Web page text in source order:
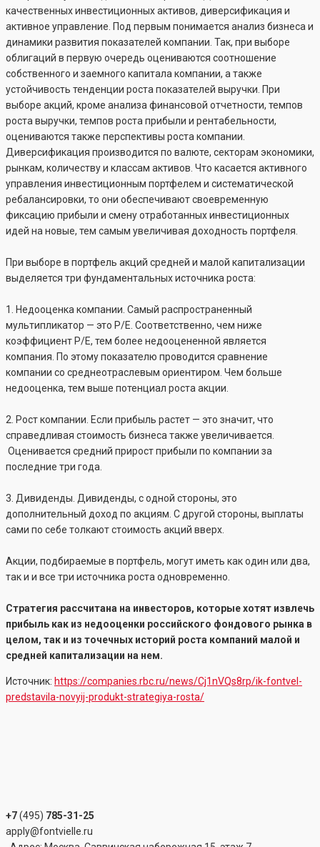
качественных инвестиционных активов, диверсификация и
активное управление. Под первым понимается анализ бизнеса и
динамики развития показателей компании. Так, при выборе
облигаций в первую очередь оцениваются соотношение
собственного и заемного капитала компании, а также
устойчивость тенденции роста показателей выручки. При
выборе акций, кроме анализа финансовой отчетности, темпов
роста выручки, темпов роста прибыли и рентабельности,
оцениваются также перспективы роста компании.
Диверсификация производится по валюте, секторам экономики,
рынкам, количеству и классам активов. Что касается активного
управления инвестиционным портфелем и систематической
ребалансировки, то они обеспечивают своевременную
фиксацию прибыли и смену отработанных инвестиционных
идей на новые, тем самым увеличивая доходность портфеля.
При выборе в портфель акций средней и малой капитализации
выделяется три фундаментальных источника роста:
1. Недооценка компании. Самый распространенный
мультипликатор — это P/E. Соответственно, чем ниже
коэффициент P/E, тем более недооцененной является
компания. По этому показателю проводится сравнение
компании со среднеотраслевым ориентиром. Чем больше
недооценка, тем выше потенциал роста акции.
2. Рост компании. Если прибыль растет — это значит, что
справедливая стоимость бизнеса также увеличивается.
Оценивается средний прирост прибыли по компании за
последние три года.
3. Дивиденды. Дивиденды, с одной стороны, это
дополнительный доход по акциям. С другой стороны, выплаты
сами по себе толкают стоимость акций вверх.
Акции, подбираемые в портфель, могут иметь как один или два,
так и и все три источника роста одновременно.
Стратегия рассчитана на инвесторов, которые хотят извлечь
прибыль как из недооценки российского фондового рынка в
целом, так и из точечных историй роста компаний малой и
средней капитализации на нем.
Источник: https://companies.rbc.ru/news/Cj1nVQs8rp/ik-fontvel-
predstavila-novyij-produkt-strategiya-rosta/
+7(495) 785-31-25
apply@fontvielle.ru